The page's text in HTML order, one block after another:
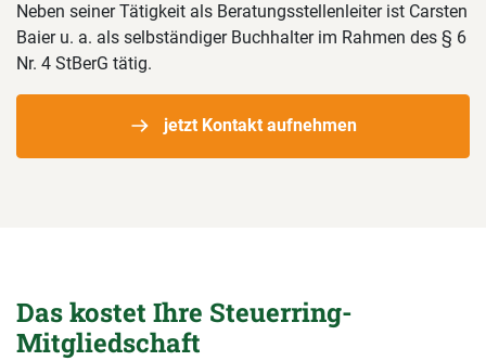
Neben seiner Tätigkeit als Beratungsstellenleiter ist Carsten
Baier u. a. als selbständiger Buchhalter im Rahmen des § 6
Nr. 4 StBerG tätig.
jetzt Kontakt aufnehmen
Das kostet Ihre Steuerring-
Mitgliedschaft